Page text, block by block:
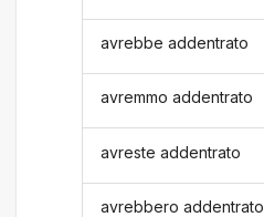
avrebbe addentrato
avremmo addentrato
avreste addentrato
avrebbero addentrato